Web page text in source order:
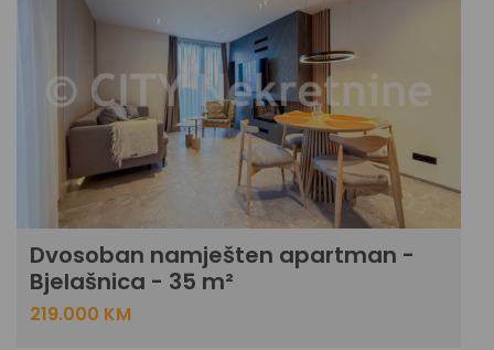
Dvosoban namješten apartman -
Bjelašnica - 35 m²
219.000 KM